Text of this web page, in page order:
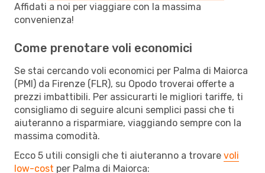
Affidati a noi per viaggiare con la massima
convenienza!
Come prenotare voli economici
Se stai cercando voli economici per Palma di Maiorca
(PMI) da Firenze (FLR), su Opodo troverai offerte a
prezzi imbattibili. Per assicurarti le migliori tariffe, ti
consigliamo di seguire alcuni semplici passi che ti
aiuteranno a risparmiare, viaggiando sempre con la
massima comodità.
Ecco 5 utili consigli che ti aiuteranno a trovare voli
low-cost per Palma di Maiorca: